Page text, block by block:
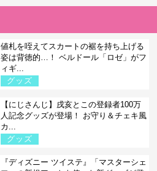
値札を咥えてスカートの裾を持ち上げる
姿は背徳的…！ ベルドール「ロゼ」がフ
ィギ...
グッズ
【にじさんじ】戌亥とこの登録者100万
人記念グッズが登場！ お守り＆チェキ風
カ...
グッズ
『ディズニー ツイステ』「マスターシェ